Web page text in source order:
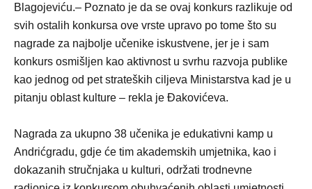
Blagojeviću.– Poznato je da se ovaj konkurs razlikuje od
svih ostalih konkursa ove vrste upravo po tome što su
nagrade za najbolje učenike iskustvene, jer je i sam
konkurs osmišljen kao aktivnost u svrhu razvoja publike
kao jednog od pet strateških ciljeva Ministarstva kad je u
pitanju oblast kulture – rekla je Đakovićeva.
Nagrada za ukupno 38 učenika je edukativni kamp u
Andrićgradu, gdje će tim akademskih umjetnika, kao i
dokazanih stručnjaka u kulturi, održati trodnevne